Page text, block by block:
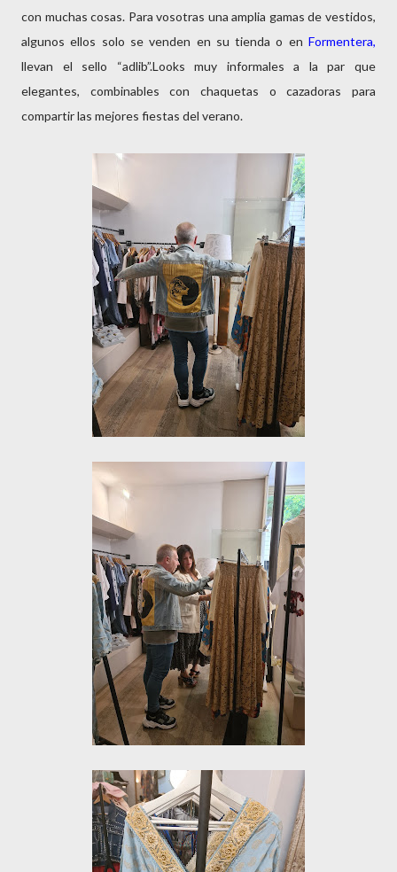
con muchas cosas. Para vosotras una amplia gamas de vestidos,
algunos ellos solo se venden en su tienda o en Formentera,
llevan el sello “adlib”.Looks muy informales a la par que
elegantes, combinables con chaquetas o cazadoras para
compartir las mejores fiestas del verano.